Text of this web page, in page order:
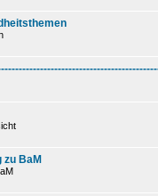
BaM